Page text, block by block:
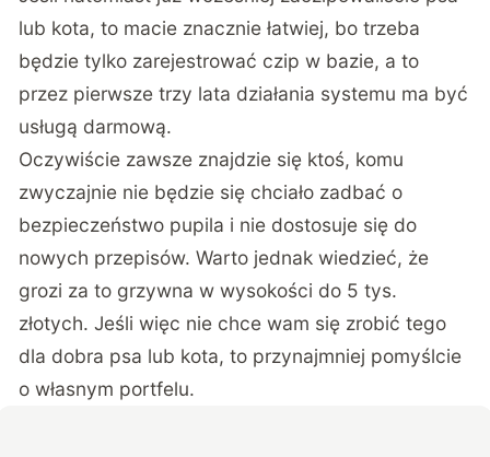
lub kota, to macie znacznie łatwiej, bo trzeba
będzie tylko zarejestrować czip w bazie, a to
przez pierwsze trzy lata działania systemu ma być
usługą darmową.
Oczywiście zawsze znajdzie się ktoś, komu
zwyczajnie nie będzie się chciało zadbać o
bezpieczeństwo pupila i nie dostosuje się do
nowych przepisów. Warto jednak wiedzieć, że
grozi za to grzywna w wysokości do 5 tys.
złotych. Jeśli więc nie chce wam się zrobić tego
dla dobra psa lub kota, to przynajmniej pomyślcie
o własnym portfelu.